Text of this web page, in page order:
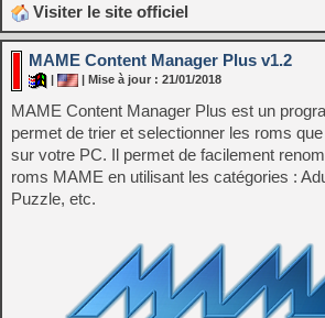
Visiter le site officiel
MAME Content Manager Plus v1.2
| | Mise à jour : 21/01/2018
MAME Content Manager Plus est un
permet de trier et selectionner les roms
sur votre PC. Il permet de facilement
roms MAME en utilisant les catégories :
Puzzle, etc.